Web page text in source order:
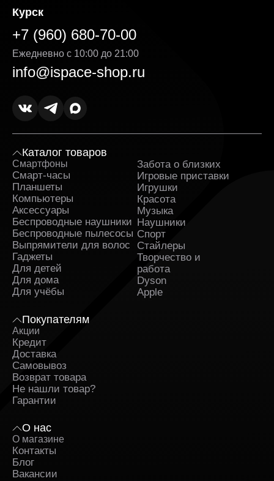
Курск
+7 (960) 680-70-00
Ежедневно с 10:00 до 21:00
info@ispace-shop.ru
Каталог товаров
Смартфоны
Смарт-часы
Планшеты
Компьютеры
Аксессуары
Беспроводные наушники
Беспроводные пылесосы
Выпрямители для волос
Гаджеты
Для детей
Для дома
Для учёбы
Забота о близких
Игровые приставки
Игрушки
Красота
Музыка
Наушники
Спорт
Стайлеры
Творчество и
работа
Dyson
Apple
Покупателям
Акции
Кредит
Доставка
Самовывоз
Возврат товара
Не нашли товар?
Гарантии
О нас
О магазине
Контакты
Блог
Вакансии